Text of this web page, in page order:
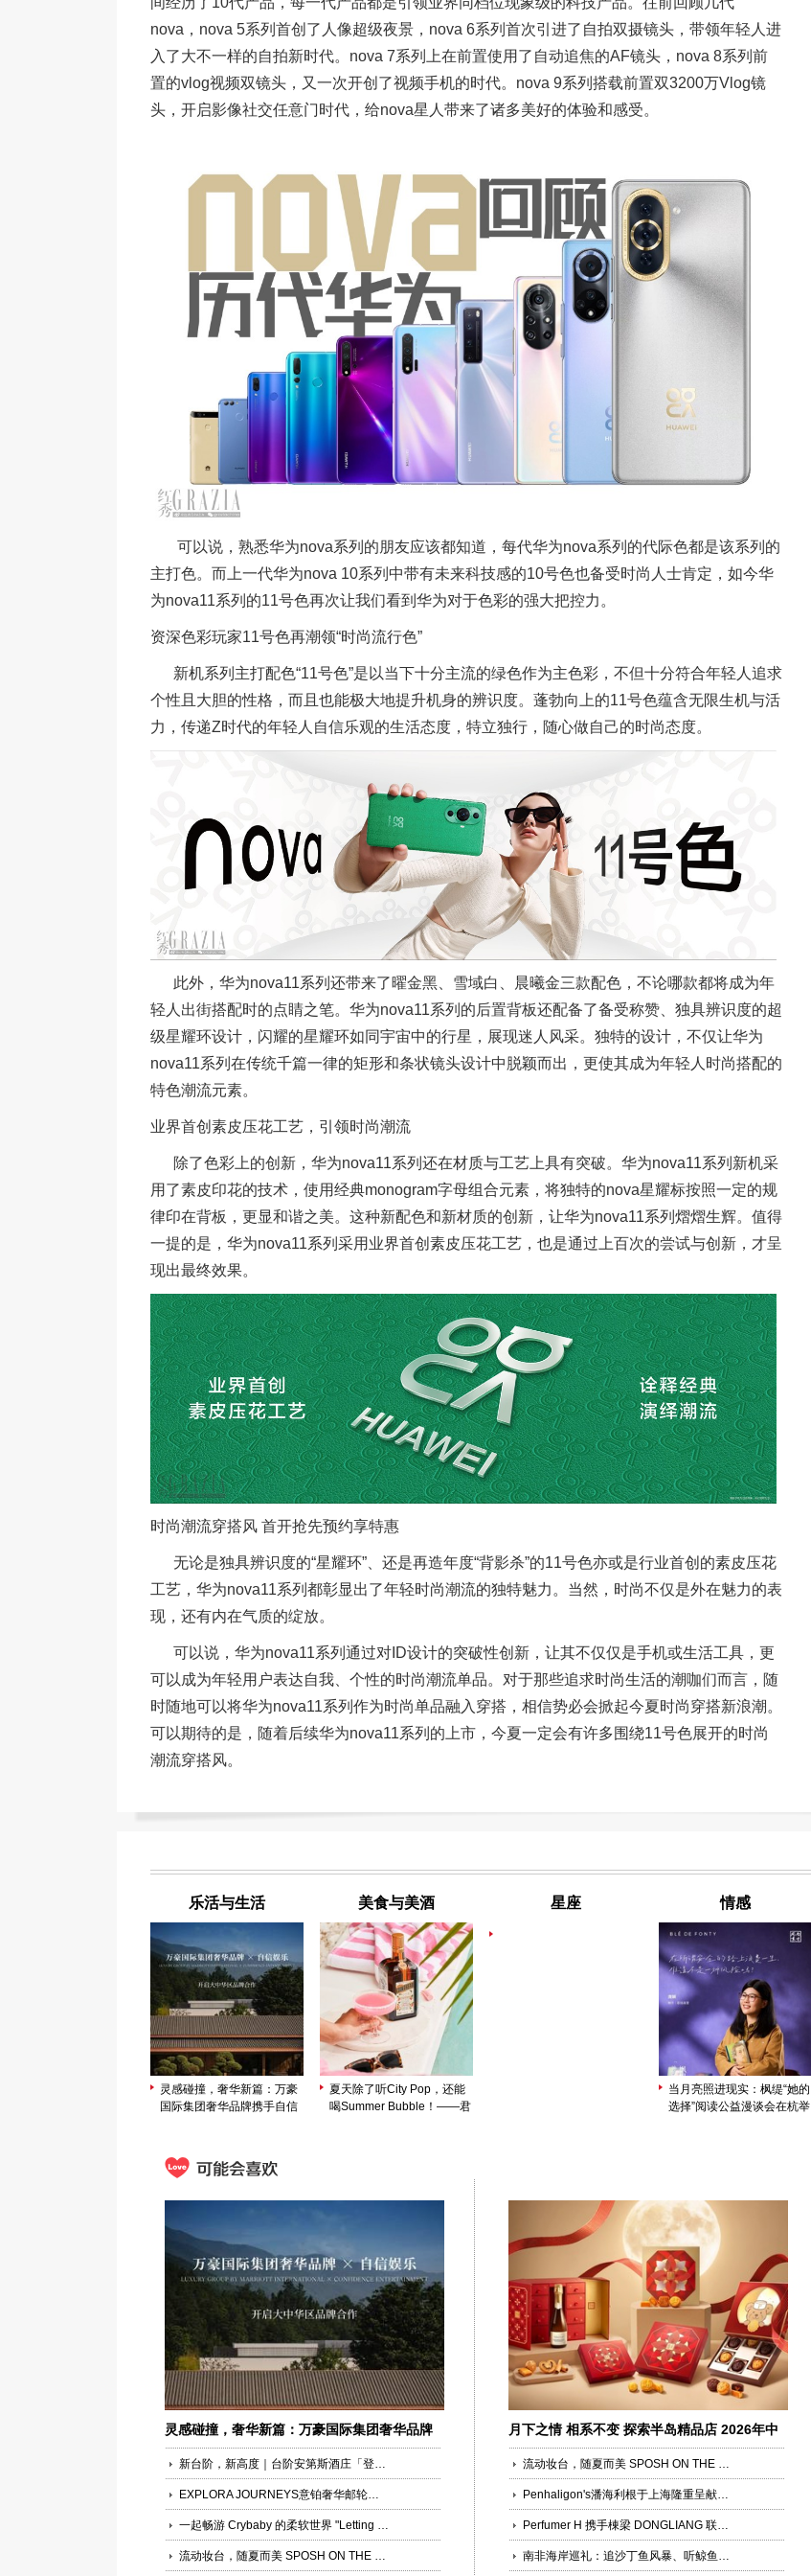
nova，nova 5系列首创了人像超级夜景，nova 6系列首次引进了自拍双摄镜头，带领年轻人进
入了大不一样的自拍新时代。nova 7系列上在前置使用了自动追焦的AF镜头，nova 8系列前
置的vlog视频双镜头，又一次开创了视频手机的时代。nova 9系列搭载前置双3200万Vlog镜
头，开启影像社交任意门时代，给nova星人带来了诸多美好的体验和感受。
可以说，熟悉华为nova系列的朋友应该都知道，每代华为nova系列的代际色都是该系列的
主打色。而上一代华为nova 10系列中带有未来科技感的10号色也备受时尚人士肯定，如今华
为nova11系列的11号色再次让我们看到华为对于色彩的强大把控力。
资深色彩玩家11号色再潮领“时尚流行色”
新机系列主打配色“11号色”是以当下十分主流的绿色作为主色彩，不但十分符合年轻人追求
个性且大胆的性格，而且也能极大地提升机身的辨识度。蓬勃向上的11号色蕴含无限生机与活
力，传递Z时代的年轻人自信乐观的生活态度，特立独行，随心做自己的时尚态度。
此外，华为nova11系列还带来了曜金黑、雪域白、晨曦金三款配色，不论哪款都将成为年
轻人出街搭配时的点睛之笔。华为nova11系列的后置背板还配备了备受称赞、独具辨识度的超
级星耀环设计，闪耀的星耀环如同宇宙中的行星，展现迷人风采。独特的设计，不仅让华为
nova11系列在传统千篇一律的矩形和条状镜头设计中脱颖而出，更使其成为年轻人时尚搭配的
特色潮流元素。
业界首创素皮压花工艺，引领时尚潮流
除了色彩上的创新，华为nova11系列还在材质与工艺上具有突破。华为nova11系列新机采
用了素皮印花的技术，使用经典monogram字母组合元素，将独特的nova星耀标按照一定的规
律印在背板，更显和谐之美。这种新配色和新材质的创新，让华为nova11系列熠熠生辉。值得
一提的是，华为nova11系列采用业界首创素皮压花工艺，也是通过上百次的尝试与创新，才呈
现出最终效果。
时尚潮流穿搭风 首开抢先预约享特惠
无论是独具辨识度的“星耀环”、还是再造年度“背影杀”的11号色亦或是行业首创的素皮压花
工艺，华为nova11系列都彰显出了年轻时尚潮流的独特魅力。当然，时尚不仅是外在魅力的表
现，还有内在气质的绽放。
可以说，华为nova11系列通过对ID设计的突破性创新，让其不仅仅是手机或生活工具，更
可以成为年轻用户表达自我、个性的时尚潮流单品。对于那些追求时尚生活的潮咖们而言，随
时随地可以将华为nova11系列作为时尚单品融入穿搭，相信势必会掀起今夏时尚穿搭新浪潮。
可以期待的是，随着后续华为nova11系列的上市，今夏一定会有许多围绕11号色展开的时尚
潮流穿搭风。
乐活与生活
灵感碰撞，奢华新篇：万豪
国际集团奢华品牌携手自信
美食与美酒
夏天除了听City Pop，还能
喝Summer Bubble！——君
星座 情感
当月亮照进现实：枫缇“她的
选择”阅读公益漫谈会在杭举
灵感碰撞，奢华新篇：万豪国际集团奢华品牌
携手自信娱乐开启大中华区品牌合作
新台阶，新高度｜台阶安第斯酒庄「登峰之旅」品牌焕新发布会启幕上海
EXPLORA JOURNEYS意铂奢华邮轮于巴塞罗那举行意铂三号（EXPLORA III）官方命名仪式
一起畅游 Crybaby 的柔软世界 "Letting Go... Holding On..." Crybaby 特展•北京站正式启幕
流动妆台，随夏而美 SPOSH ON THE ROAM ——穿行上海，定格夏日一刻
月下之情 相系不变 探索半岛精品店 2026年中
秋系列
流动妆台，随夏而美 SPOSH ON THE ROAM ——穿行上海，定格夏日一刻
Penhaligon's潘海利根于上海隆重呈献《游弋之地：伦敦名流录》主题展览 致敬肖像兽首系列十周年传奇篇章
Perfumer H 携手棟梁 DONGLIANG 联袂呈现「Magnolia Tree 木兰树」系列
南非海岸巡礼：追沙丁鱼风暴、听鲸鱼歌声、看企鹅漫步